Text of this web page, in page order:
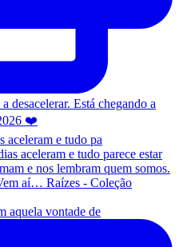
aceleram e tudo pa
aquela vontade de